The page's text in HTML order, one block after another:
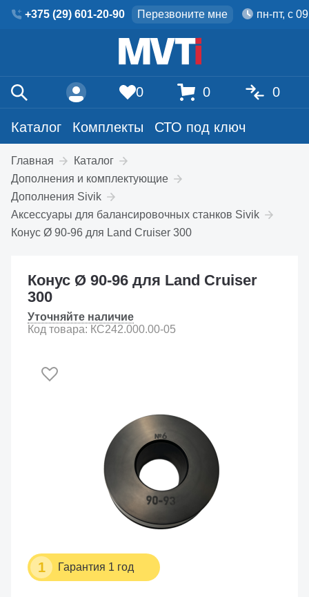
+375 (29) 601-20-90 Перезвоните мне пн-пт, с
Каталог Комплекты СТО под ключ
0 0 0
Главная
Каталог
Дополнения и комплектующие
Дополнения Sivik
Аксессуары для балансировочных станков Sivik
Конус Ø 90-96 для Land Cruiser 300
1 Гарантия 1 год
Конус Ø 90-96 для Land Cruiser
300
Уточняйте наличие
Код товара: КС242.000.00-05